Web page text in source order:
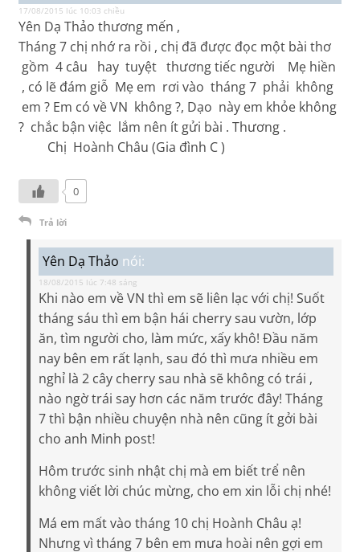
17/08/2015 lúc 10:03 chiều
Yên Dạ Thảo thương mến ,
Tháng 7 chị nhớ ra rồi , chị đã được đọc một bài thơ
gồm 4 câu hay tuyệt thương tiếc người Mẹ hiền
, có lẽ đám giỗ Mẹ em rơi vào tháng 7 phải không
em ? Em có về VN không ?, Dạo này em khỏe không
? chắc bận việc lắm nên ít gửi bài . Thương .
Chị Hoành Châu (Gia đình C )
0
Trả lời
Yên Dạ Thảo nói:
18/08/2015 lúc 7:48 sáng
Khi nào em về VN thì em sẽ liên lạc với chị! Suốt
tháng sáu thì em bận hái cherry sau vườn, lớp
ăn, tìm người cho, làm mức, xấy khô! Đầu năm
nay bên em rất lạnh, sau đó thì mưa nhiều em
nghỉ là 2 cây cherry sau nhà sẽ không có trái ,
nào ngờ trái say hơn các năm trước đây! Tháng
7 thì bận nhiều chuyện nhà nên cũng ít gởi bài
cho anh Minh post!
Hôm trước sinh nhật chị mà em biết trể nên
không viết lời chúc mừng, cho em xin lỗi chị nhé!
Má em mất vào tháng 10 chị Hoành Châu ạ!
Nhưng vì tháng 7 bên em mưa hoài nên gợi em